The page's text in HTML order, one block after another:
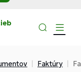
Faktúry